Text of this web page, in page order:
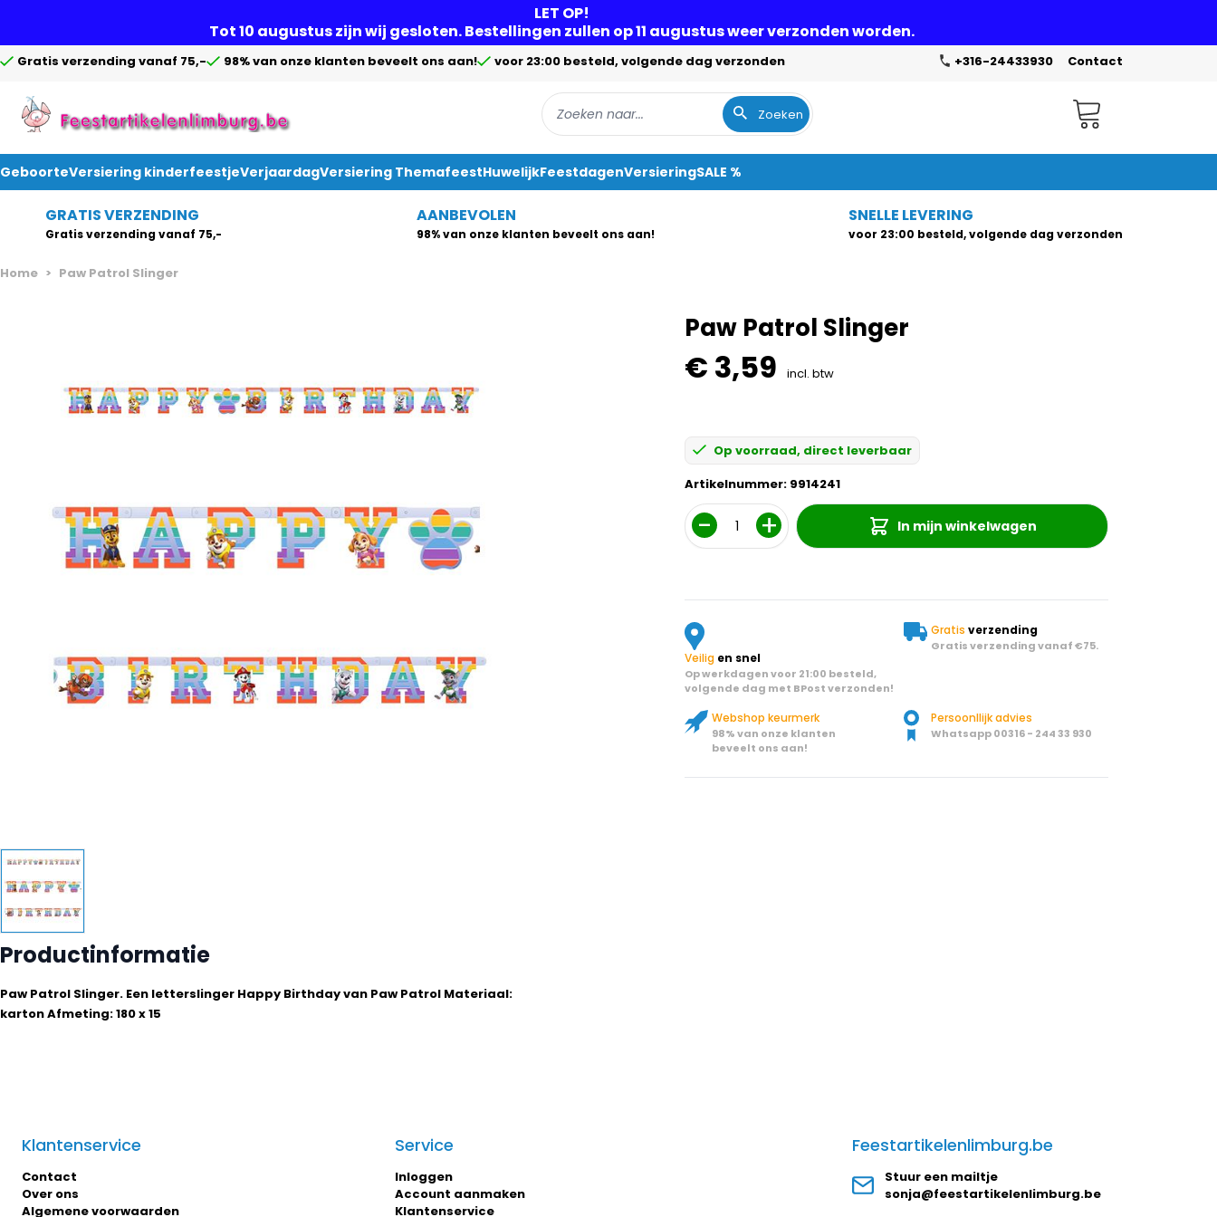
LET OP!
Tot 10 augustus zijn wij gesloten. Bestellingen zullen op 11 augustus weer verzonden worden.
Gratis verzending vanaf 75,- 98% van onze klanten beveelt ons aan! voor 23:00 besteld, volgende dag verzonden +316-24433930 Contact
Zoeken Winkelwagen
GeboorteVersiering kinderfeestjeVerjaardagVersiering ThemafeestHuwelijkFeestdagenVersieringSALE %
GRATIS VERZENDING
Gratis verzending vanaf 75,-
AANBEVOLEN
98% van onze klanten beveelt ons aan!
SNELLE LEVERING
voor 23:00 besteld, volgende dag verzonden
Home > Paw Patrol Slinger
Paw Patrol Slinger
€ 3,59 incl. btw
Op voorraad, direct leverbaar
Artikelnummer: 9914241
Aantal
In mijn winkelwagen
Veilig en snel
Op werkdagen voor 21:00 besteld,
volgende dag met BPost verzonden!
Gratis verzending
Gratis verzending vanaf €75.
Webshop keurmerk
98% van onze klanten
beveelt ons aan!
Persoonllijk advies
Whatsapp 00316 - 244 33 930
Productinformatie
Paw Patrol Slinger. Een letterslinger Happy Birthday van Paw Patrol Materiaal:
karton Afmeting: 180 x 15
Klantenservice
Contact
Over ons
Algemene voorwaarden
Service
Inloggen
Account aanmaken
Klantenservice
Feestartikelenlimburg.be
Stuur een mailtje
sonja@feestartikelenlimburg.be